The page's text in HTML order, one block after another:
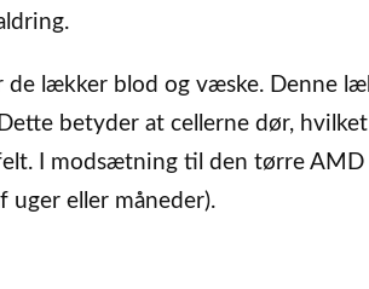
lækker blod og væske. Denne
betyder at cellerne dør, hvilket
I modsætning til den tørre AMD
eller måneder).